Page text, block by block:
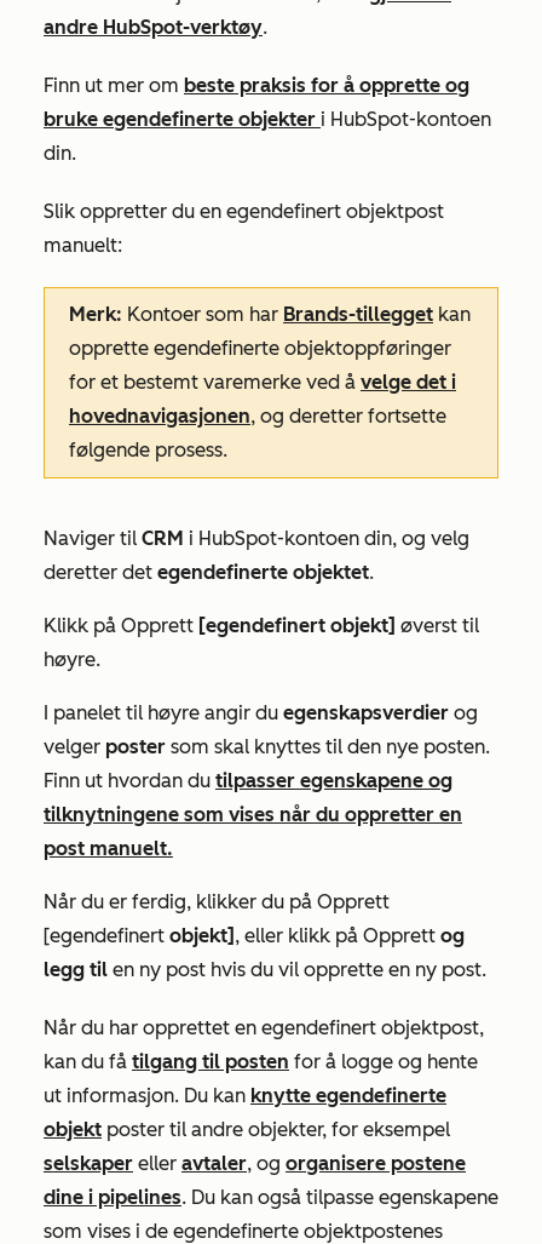
andre HubSpot-verktøy.
Finn ut mer om beste praksis for å opprette og
bruke egendefinerte objekter i HubSpot-kontoen
din.
Slik oppretter du en egendefinert objektpost
manuelt:
Merk: Kontoer som har Brands-tillegget kan
opprette egendefinerte objektoppføringer
for et bestemt varemerke ved å velge det i
hovednavigasjonen, og deretter fortsette
følgende prosess.
Naviger til CRM i HubSpot-kontoen din, og velg
deretter det egendefinerte objektet.
Klikk på Opprett [egendefinert objekt] øverst til
høyre.
I panelet til høyre angir du egenskapsverdier og
velger poster som skal knyttes til den nye posten.
Finn ut hvordan du tilpasser egenskapene og
tilknytningene som vises når du oppretter en
post manuelt.
Når du er ferdig, klikker du på Opprett
[egendefinert objekt] , eller klikk på Opprett og
legg til en ny post hvis du vil opprette en ny post.
Når du har opprettet en egendefinert objektpost,
kan du få tilgang til posten for å logge og hente
ut informasjon. Du kan knytte egendefinerte
objekt poster til andre objekter, for eksempel
selskaper eller avtaler, og organisere postene
dine i pipelines. Du kan også tilpasse egenskapene
som vises i de egendefinerte objektpostenes